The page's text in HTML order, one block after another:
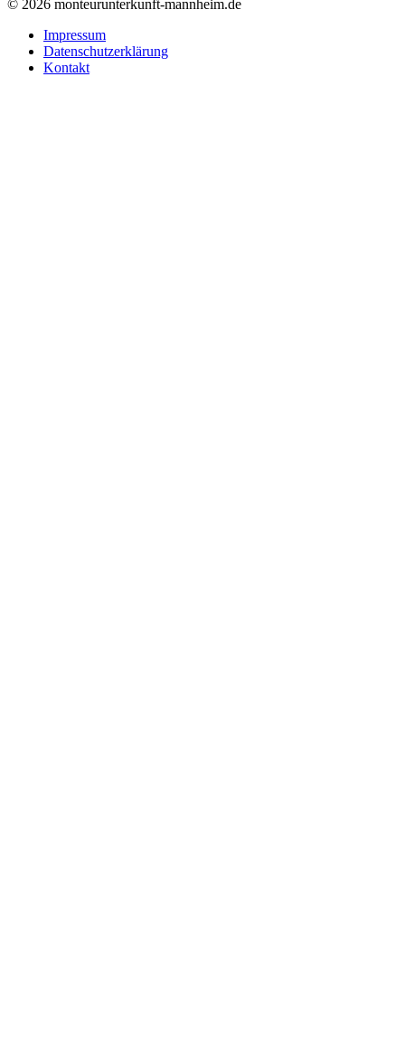
© 2026 monteurunterkunft-mannheim.de
Impressum
Datenschutzerklärung
Kontakt